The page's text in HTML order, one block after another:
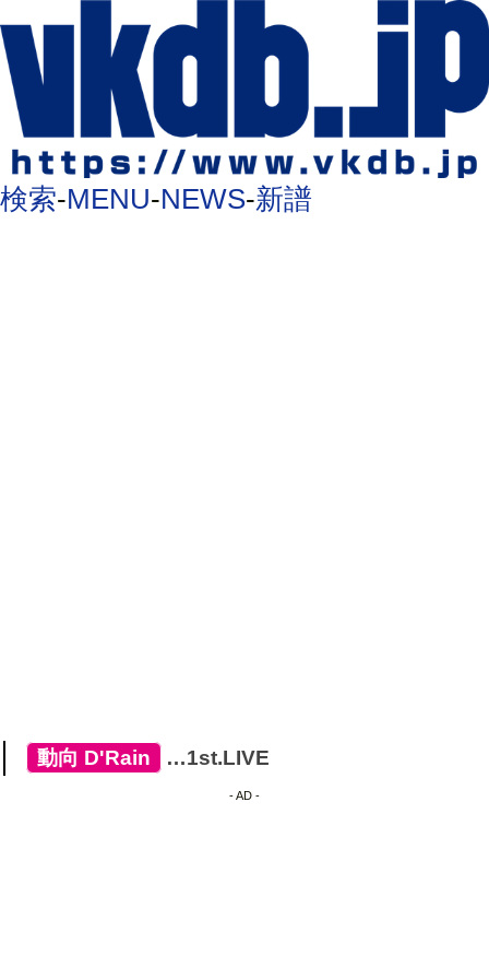
検索-MENU-NEWS-新譜
動向 D'Rain …1st.LIVE
- AD -